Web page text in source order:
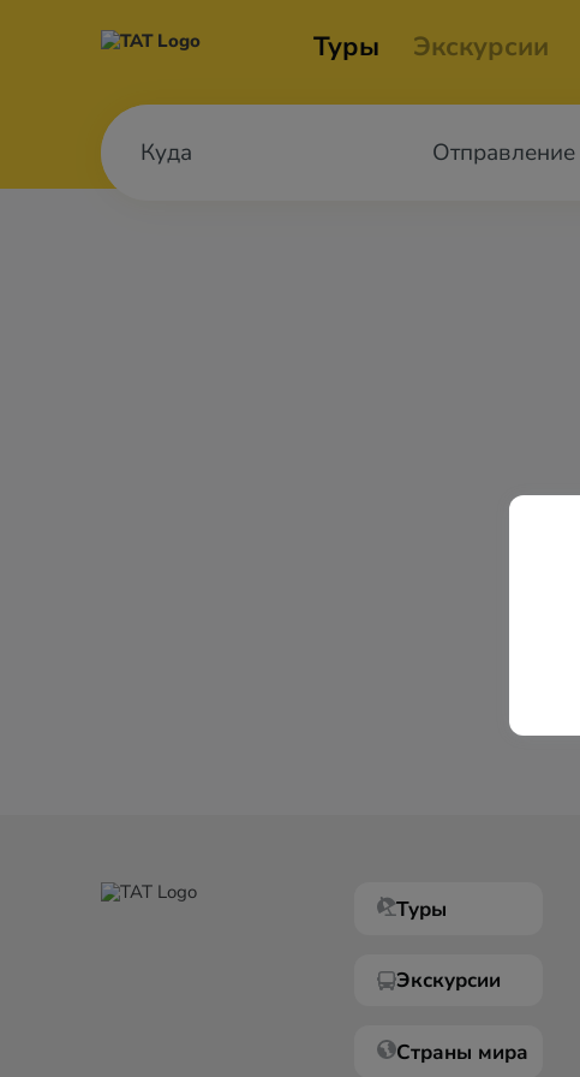
Туры Экскурсии
Отправление
Туры
Экскурсии
Страны мира